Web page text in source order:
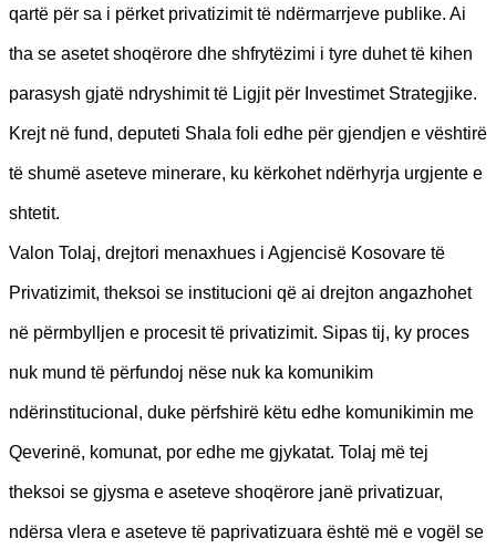
qartë për sa i përket privatizimit të ndërmarrjeve publike. Ai
tha se asetet shoqërore dhe shfrytëzimi i tyre duhet të kihen
parasysh gjatë ndryshimit të Ligjit për Investimet Strategjike.
Krejt në fund, deputeti Shala foli edhe për gjendjen e vështirë
të shumë aseteve minerare, ku kërkohet ndërhyrja urgjente e
shtetit.
Valon Tolaj, drejtori menaxhues i Agjencisë Kosovare të
Privatizimit, theksoi se institucioni që ai drejton angazhohet
në përmbylljen e procesit të privatizimit. Sipas tij, ky proces
nuk mund të përfundoj nëse nuk ka komunikim
ndërinstitucional, duke përfshirë këtu edhe komunikimin me
Qeverinë, komunat, por edhe me gjykatat. Tolaj më tej
theksoi se gjysma e aseteve shoqërore janë privatizuar,
ndërsa vlera e aseteve të paprivatizuara është më e vogël se